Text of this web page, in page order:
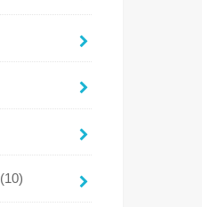
(10)